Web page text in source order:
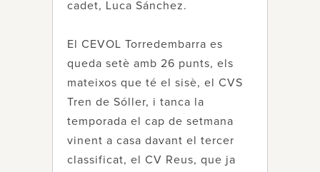
cadet, Luca Sánchez.
El CEVOL Torredembarra es
queda setè amb 26 punts, els
mateixos que té el sisè, el CVS
Tren de Sóller, i tanca la
temporada el cap de setmana
vinent a casa davant el tercer
classificat, el CV Reus, que ja